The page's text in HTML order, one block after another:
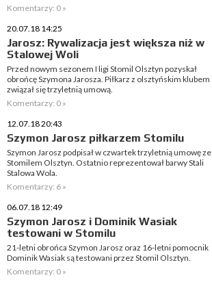
Komentarzy: 0 »
20.07.18 14:25
Jarosz: Rywalizacja jest większa niż w
Stalowej Woli
Przed nowym sezonem I ligi Stomil Olsztyn pozyskał
obrońcę Szymona Jarosza. Piłkarz z olsztyńskim klubem
związał się trzyletnią umową.
Komentarzy: 0 »
12.07.18 20:43
Szymon Jarosz piłkarzem Stomilu
Szymon Jarosz podpisał w czwartek trzyletnią umowę ze
Stomilem Olsztyn. Ostatnio reprezentował barwy Stali
Stalowa Wola.
Komentarzy: 6 »
06.07.18 12:49
Szymon Jarosz i Dominik Wasiak
testowani w Stomilu
21-letni obrońca Szymon Jarosz oraz 16-letni pomocnik
Dominik Wasiak są testowani przez Stomil Olsztyn.
Komentarzy: 0 »